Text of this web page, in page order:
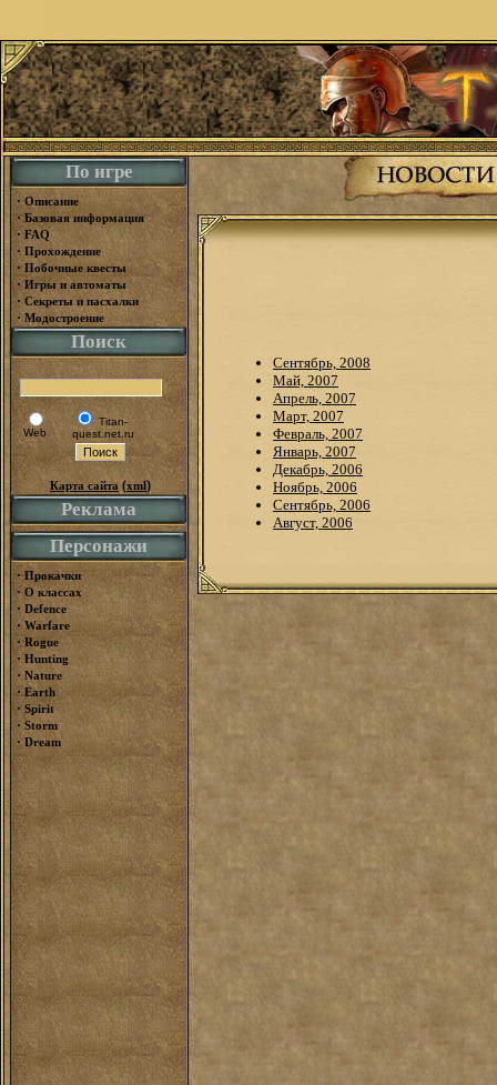
По игре
· Описание
· Базовая информация
· FAQ
· Прохождение
· Побочные квесты
· Игры и автоматы
· Секреты и пасхалки
· Модостроение
Поиск
Web
Titan-
quest.net.ru
Карта сайта (xml)
Реклама
Персонажи
·Прокачки
·О классах
·Defence
· Warfare
·Rogue
· Hunting
·Nature
·Earth
·Spirit
· Storm
·Dream
Сентябрь, 2008
Май, 2007
Апрель, 2007
Март, 2007
Февраль, 2007
Январь, 2007
Декабрь, 2006
Ноябрь, 2006
Сентябрь, 2006
Август, 2006